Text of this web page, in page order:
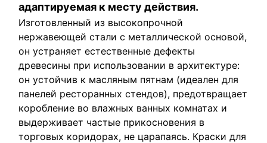
адаптируемая к месту действия.
Изготовленный из высокопрочной
нержавеющей стали с металлической основой,
он устраняет естественные дефекты
древесины при использовании в архитектуре:
он устойчив к масляным пятнам (идеален для
панелей ресторанных стендов), предотвращает
коробление во влажных ванных комнатах и ​​
выдерживает частые прикосновения в
торговых коридорах, не царапаясь. Краски для